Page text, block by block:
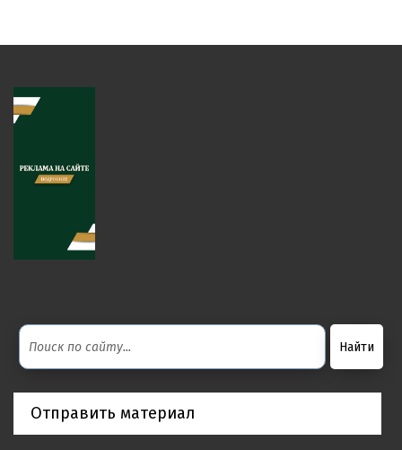
Отправить материал